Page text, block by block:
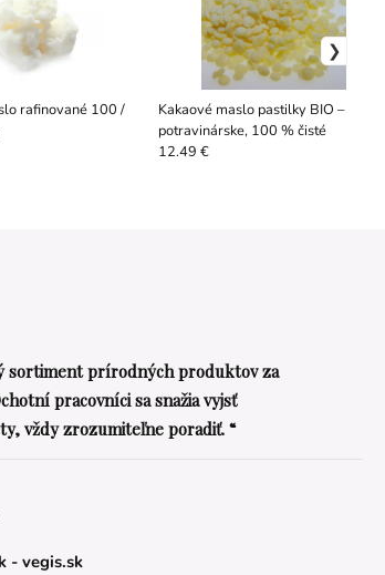
rafinované 100 /
Kakaové maslo pastilky BIO –
potravinárske, 100 % čisté
12.49 €
sortiment prírodných produktov za
pracovníci sa snažia vyjsť
vždy zrozumiteľne poradiť. “
- vegis.sk